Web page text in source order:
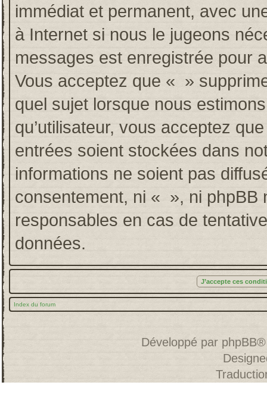
immédiat et permanent, avec
à Internet si nous le jugeons
messages est enregistrée pour
Vous acceptez que « »
quel sujet lorsque nous
qu’utilisateur, vous acceptez
entrées soient stockées dans
informations ne soient pas
consentement, ni « », ni phpBB
responsables en cas de
données.
Index du forum
Développé par phpBB®